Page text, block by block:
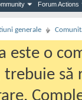
Forum Actions
generale
este o
trebuie să